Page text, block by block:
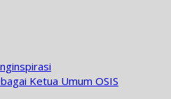
Ketua Umum OSIS